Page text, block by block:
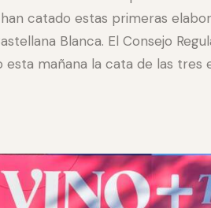
catado estas primeras
Blanca. El Consejo
esta mañana la cata de las tres